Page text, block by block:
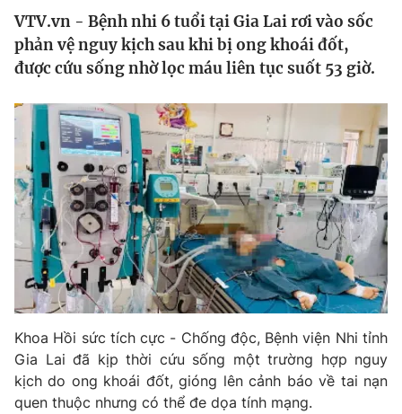
Y tế
Tin tức
Thế giới đó đây
Câu chuyện quốc tế
Kinh tế
Tài chính
Thị trường
Góc doanh nghiệp
Dữ liệu và đời sống
Truyền hình
Phim VTV
Hậu trường
Nhân vật
Khán giả
Giải trí
Điện ảnh
Âm nhạc
Sao
Đời sống
Du lịch
Giáo dục
Giáo dục
VTV.vn - Bệnh nhi 6 tuổi tại Gia Lai rơi vào sốc
phản vệ nguy kịch sau khi bị ong khoái đốt,
được cứu sống nhờ lọc máu liên tục suốt 53 giờ.
Khoa Hồi sức tích cực - Chống độc, Bệnh viện Nhi tỉnh
Gia Lai đã kịp thời cứu sống một trường hợp nguy
kịch do ong khoái đốt, gióng lên cảnh báo về tai nạn
quen thuộc nhưng có thể đe dọa tính mạng.